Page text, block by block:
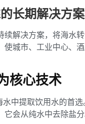
长期解决方案
续解决方案，将海水
使城市、工业中心、
核心技术
水中提取饮用水的首
会从纯水中去除盐分